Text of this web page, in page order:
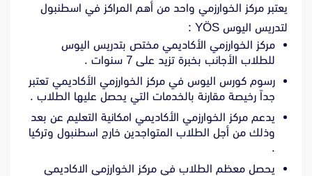
يعتبر مركز الخوارزمي واحد من أهم المراكز في اسطنبول
لتدريس اليوس YÖS :
مركز الخوارزمي الأكاديمي مختص بتدريس اليوس
للطلاب الأجانب بخبرة تزيد على 7 سنوات .
رسوم كورس اليوس في مركز الخوارزمي الأكاديمي تعتبر
جداً رخيصة مقارنة بالخدمات التي يحصل عليها الطلاب .
يدعم مركز الخوارزمي الأكاديمي امكانية التعليم عن بعد
وذلك من أجل الطلاب المتواجدين خارج اسطنبول وتركيا
.
يحصل معظم الطلاب في مركز الخوارزمي الاكاديمي